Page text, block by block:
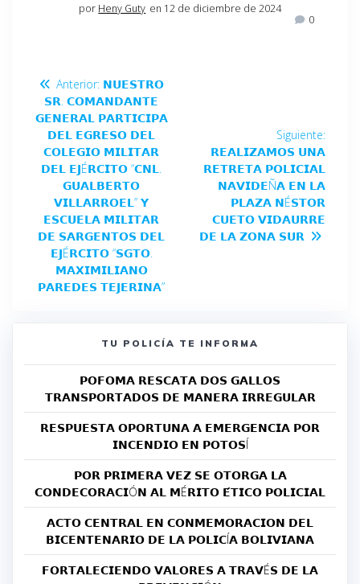
por Heny Guty en 12 de diciembre de 2024
0
Anterior: 𝗡𝗨𝗘𝗦𝗧𝗥𝗢
𝗦𝗥. 𝗖𝗢𝗠𝗔𝗡𝗗𝗔𝗡𝗧𝗘
𝗚𝗘𝗡𝗘𝗥𝗔𝗟 𝗣𝗔𝗥𝗧𝗜𝗖𝗜𝗣𝗔
𝗗𝗘𝗟 𝗘𝗚𝗥𝗘𝗦𝗢 𝗗𝗘𝗟
𝗖𝗢𝗟𝗘𝗚𝗜𝗢 𝗠𝗜𝗟𝗜𝗧𝗔𝗥
𝗗𝗘𝗟 𝗘𝗝É𝗥𝗖𝗜𝗧𝗢 “𝗖𝗡𝗟.
𝗚𝗨𝗔𝗟𝗕𝗘𝗥𝗧𝗢
𝗩𝗜𝗟𝗟𝗔𝗥𝗥𝗢𝗘𝗟” 𝗬
𝗘𝗦𝗖𝗨𝗘𝗟𝗔 𝗠𝗜𝗟𝗜𝗧𝗔𝗥
𝗗𝗘 𝗦𝗔𝗥𝗚𝗘𝗡𝗧𝗢𝗦 𝗗𝗘𝗟
𝗘𝗝É𝗥𝗖𝗜𝗧𝗢 “𝗦𝗚𝗧𝗢.
𝗠𝗔𝗫𝗜𝗠𝗜𝗟𝗜𝗔𝗡𝗢
𝗣𝗔𝗥𝗘𝗗𝗘𝗦 𝗧𝗘𝗝𝗘𝗥𝗜𝗡𝗔”
Siguiente:
𝗥𝗘𝗔𝗟𝗜𝗭𝗔𝗠𝗢𝗦 𝗨𝗡𝗔
𝗥𝗘𝗧𝗥𝗘𝗧𝗔 𝗣𝗢𝗟𝗜𝗖𝗜𝗔𝗟
𝗡𝗔𝗩𝗜𝗗𝗘Ñ𝗔 𝗘𝗡 𝗟𝗔
𝗣𝗟𝗔𝗭𝗔 𝗡É𝗦𝗧𝗢𝗥
𝗖𝗨𝗘𝗧𝗢 𝗩𝗜𝗗𝗔𝗨𝗥𝗥𝗘
𝗗𝗘 𝗟𝗔 𝗭𝗢𝗡𝗔 𝗦𝗨𝗥
TU POLICÍA TE INFORMA
𝗣𝗢𝗙𝗢𝗠𝗔 𝗥𝗘𝗦𝗖𝗔𝗧𝗔 𝗗𝗢𝗦 𝗚𝗔𝗟𝗟𝗢𝗦
𝗧𝗥𝗔𝗡𝗦𝗣𝗢𝗥𝗧𝗔𝗗𝗢𝗦 𝗗𝗘 𝗠𝗔𝗡𝗘𝗥𝗔 𝗜𝗥𝗥𝗘𝗚𝗨𝗟𝗔𝗥
𝗥𝗘𝗦𝗣𝗨𝗘𝗦𝗧𝗔 𝗢𝗣𝗢𝗥𝗧𝗨𝗡𝗔 𝗔 𝗘𝗠𝗘𝗥𝗚𝗘𝗡𝗖𝗜𝗔 𝗣𝗢𝗥
𝗜𝗡𝗖𝗘𝗡𝗗𝗜𝗢 𝗘𝗡 𝗣𝗢𝗧𝗢𝗦Í
𝗣𝗢𝗥 𝗣𝗥𝗜𝗠𝗘𝗥𝗔 𝗩𝗘𝗭 𝗦𝗘 𝗢𝗧𝗢𝗥𝗚𝗔 𝗟𝗔
𝗖𝗢𝗡𝗗𝗘𝗖𝗢𝗥𝗔𝗖𝗜Ó𝗡 𝗔𝗟 𝗠É𝗥𝗜𝗧𝗢 𝗘́𝗧𝗜𝗖𝗢 𝗣𝗢𝗟𝗜𝗖𝗜𝗔𝗟
𝗔𝗖𝗧𝗢 𝗖𝗘𝗡𝗧𝗥𝗔𝗟 𝗘𝗡 𝗖𝗢𝗡𝗠𝗘𝗠𝗢𝗥𝗔𝗖𝗜𝗢𝗡 𝗗𝗘𝗟
𝗕𝗜𝗖𝗘𝗡𝗧𝗘𝗡𝗔𝗥𝗜𝗢 𝗗𝗘 𝗟𝗔 𝗣𝗢𝗟𝗜𝗖Í𝗔 𝗕𝗢𝗟𝗜𝗩𝗜𝗔𝗡𝗔
𝗙𝗢𝗥𝗧𝗔𝗟𝗘𝗖𝗜𝗘𝗡𝗗𝗢 𝗩𝗔𝗟𝗢𝗥𝗘𝗦 𝗔 𝗧𝗥𝗔𝗩É𝗦 𝗗𝗘 𝗟𝗔